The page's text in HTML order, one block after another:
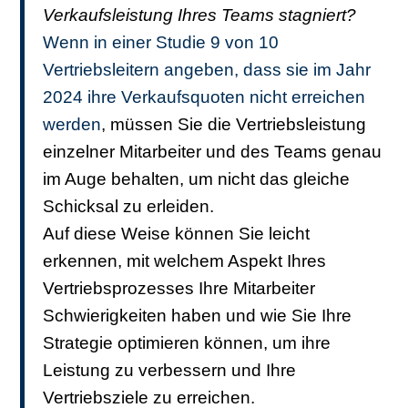
Verkaufsleistung Ihres Teams stagniert?
Wenn in einer Studie 9 von 10
Vertriebsleitern angeben, dass sie im Jahr
2024 ihre Verkaufsquoten nicht erreichen
werden, müssen Sie die Vertriebsleistung
einzelner Mitarbeiter und des Teams genau
im Auge behalten, um nicht das gleiche
Schicksal zu erleiden.
Auf diese Weise können Sie leicht
erkennen, mit welchem ​​Aspekt Ihres
Vertriebsprozesses Ihre Mitarbeiter
Schwierigkeiten haben und wie Sie Ihre
Strategie optimieren können, um ihre
Leistung zu verbessern und Ihre
Vertriebsziele zu erreichen.